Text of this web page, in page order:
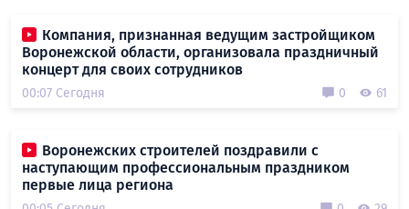
Компания, признанная ведущим застройщиком
Воронежской области, организовала праздничный
концерт для своих сотрудников
00:07 Сегодня 0 61
Воронежских строителей поздравили с
наступающим профессиональным праздником
первые лица региона